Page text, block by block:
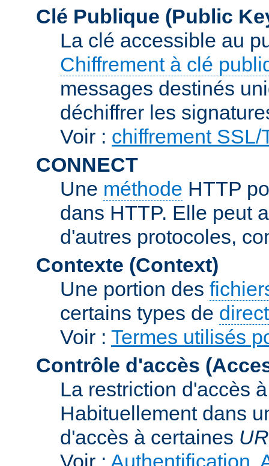
Clé Publique (Public
La clé accessible au
Chiffrement à clé
messages destinés
déchiffrer les
Voir : chiffrement SSL/
CONNECT
Une méthode HTTP
dans HTTP. Elle peut
d'autres protocoles,
Contexte (Context)
Une portion des
certains types de
Voir : Termes utilisés
Contrôle d'accès
La restriction d'accès
Habituellement dans
d'accès à certaines
Voir : Authentification,